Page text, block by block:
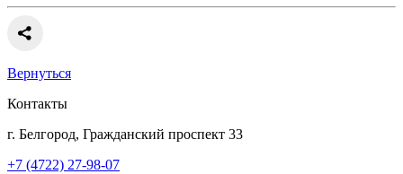
Вернуться
Контакты
г. Белгород, Гражданский проспект 33
+7 (4722) 27-98-07